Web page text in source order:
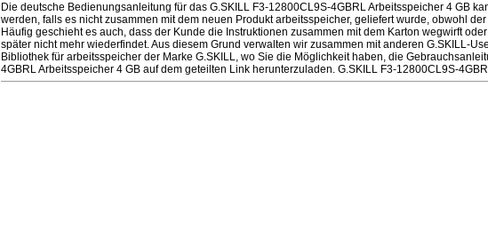
Die deutsche Bedienungsanleitung für das G.SKILL F3-12800CL9S-4GBRL Arbeitsspeicher 4 GB
werden, falls es nicht zusammen mit dem neuen Produkt arbeitsspeicher, geliefert wurde, obwohl
Häufig geschieht es auch, dass der Kunde die Instruktionen zusammen mit dem Karton wegwirft
später nicht mehr wiederfindet. Aus diesem Grund verwalten wir zusammen mit anderen G.SKILL-
Bibliothek für arbeitsspeicher der Marke G.SKILL, wo Sie die Möglichkeit haben, die
4GBRL Arbeitsspeicher 4 GB auf dem geteilten Link herunterzuladen. G.SKILL F3-12800CL9S-